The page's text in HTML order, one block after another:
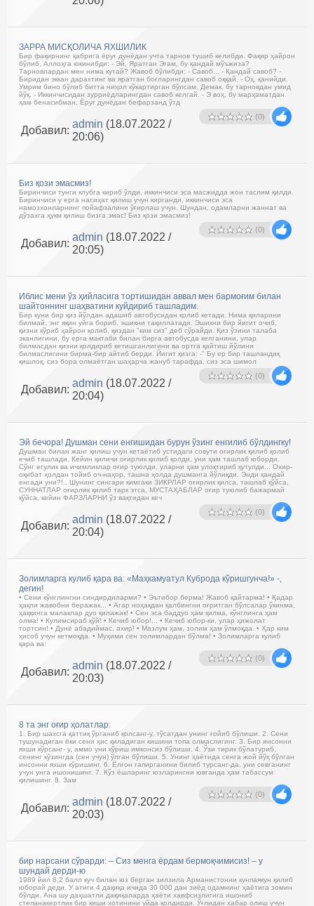
ЗАРРА МИСҚОЛИЧА ЯХШИЛИК
Бир фақирнинг қабрига ёруғ дунёдан учта тарнов тушиб келибди. Фақир ҳайрон
бўлиб, Аллоҳга юкинибди: - Эй, Яратган Эгам, бу қандай мўъжиза?
Тарновлардан мен нима кутай? Жавоб бўлибди: - Савоб... - Қандай савоб? -
Биридан эккан дарахтинг ва яратган боғларингдан савоб оққай. - Оҳ, қанийди.
Умрим бино бўлиб битта ниҳол кўкартирган бўлсам. Демак, бу тарновдан умид
йўқ. - Иккинчисидан зурриёдларингдан савоб келгай. - Э воҳ, бу марҳаматдан
ҳам бенасибман. Ёруғ дунёдан бефарзанд ўтд
(0)
Добавил:
admin (18.07.2022 /
20:06)
Биз қози эмасмиз!
Биринчиси тунги клубга кириб ўлди, иккинчиси эса масжидда жон таслим қилди.
Биринчиси у ерга насиҳат қилиш учун кирганди, иккинчиси эса
намозхонларнинг пойафзалини ўғирлаш учун. Шундан, одамларни жаннат ва
дўзахга ҳукм қилиш бизга эмас! Биз қози эмасмиз!
(0)
Добавил:
admin (18.07.2022 /
20:05)
Иблис мени ўз ҳийласига тортишидан аввал мен бармоғим билан
шайтоннинг шаҳватини куйдириб ташладим.
Бир куни бир қиз йўлдан адашиб автобусидан қолиб кетади. Нима қиларини
билмай, энг яқин уйга бориб, эшикни тақиллатади. Эшикни бир йигит очиб,
қизни кўриб ҳайрон қолиб, қиздан "ким сиз" деб сўрайди. Қиз ўзини талаба
эканлигини, бу ерга мактаби билан бирга автобусда келганини, улар
билмасдан қизни қолдириб кетишганлигини ва ортга қайтиш йўлини
билмаслигини бирма-бир айтиб берди. Йигит қизга: -" Бу ер бир ташландиқ
қишлоқ, сиз бора олмаётган шаҳарча жануб тарафда, сиз эса шимол
(0)
Добавил:
admin (18.07.2022 /
20:04)
Эй бечора! Душман сени енгишидан бурун ўзинг енгилиб бўлдингку!
Душман билан жанг қилиш учун кетаётиб устидаги совути оғирлик қилиб қолиб
ечиб ташлади. Кейин қиличи оғирлик қилиб қолди, уни ҳам ташлаб юборди.
Сўнг егулик ва ичимликлар оғир туюлди, уларни ҳам улоқтириб қутулди... Охир-
оқибат ҳолдан тойиб оч-наҳор, ташна ҳолда душманга йўлиқди. Энди қандай
енгади уни?!.. Шунинг сингари кимгаки ЗИКРЛАР оғирлик қилса, ташлаб қўйса,
СУННАТЛАР оғирлик қилиб тарк этса, МУСТАҲАБЛАР оғир туюлиб бажармай
қўйса, кейин ФАРЗЛАРНИ ўз вақтидан кеч
(0)
Добавил:
admin (18.07.2022 /
20:04)
Золимларга кулиб қара ва: «Маҳкамуатул Куброда кўришгунча!» -,
дегин!
• Сени кўнглингни синдирдиларми? • Эътибор берма! Жавоб қайтарма! • Қадар
ҳақли жавобни беражак... • Агар ноҳақдан қалбингни оғритган бўлсалар ўкинма,
ҳаққинга малаклар дуо қилажак! • Сен эса баддуо ҳам қилма, кўнглинга ҳам
олма! • Кулимсираб қўй! • Кечиб юбор!... • Кечиб юбор-ки, улар ҳижолат
тортсин! • Дунё абадиймас, ахир! • Мазлум ҳам, золим ҳам ўлмоқда. • Ҳар ким
ҳисоб учун кетмоқда. • Муҳими сен золимлардан бўлма! • Золимларга кулиб
қара ва:
(0)
Добавил:
admin (18.07.2022 /
20:03)
8 та энг оғир ҳолатлар:
1. Бир шахсга қаттиқ ўрганиб қолсанг-у, тўсатдан унинг ғойиб бўлиши. 2. Сени
тушунадиган ёки сени ҳис қиладиган кишини топа олмаслигинг. 3. Бир инсонни
яхши кўрсанг- у, аммо уни кўриш имконсиз бўлиши. 4. Ўзи тирик бўлатуриб,
сенинг кўзингда (сен учун) ўлган бўлиши. 5. Унинг ҳаётида сенга жой йўқ бўлган
инсонни яхши кўришинг. 6. Ёлғон гапирганини билиб турсанг-да, уни севганинг
учун унга ишонишинг. 7. Кўз ёшларинг юзларингни ювганда ҳам табассум
қилишинг. 8. Зам
(0)
Добавил:
admin (18.07.2022 /
20:03)
бир нарсани сўрарди: – Сиз менга ёрдам бермоқчимисиз! – у
шундай дерди-ю
1989 йил 8,2 балл куч билан юз берган зилзила Арманистонни кунпаякун қилиб
юборай деди. У атиги 4 дақиқа ичида 30 000 дан зиёд одамнинг ҳаётига зомин
бўлди. Ана шу даҳшатли дақиқаларда ҳаёти хавфсизлигига ишониб
степанакертлик бир киши хотинини уйда қолдирди. Ўғлидан хабар олиш учун